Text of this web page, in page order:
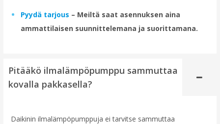
Pyydä tarjous – Meiltä saat asennuksen aina
ammattilaisen suunnittelemana ja suorittamana.
Pitääkö ilmalämpöpumppu sammuttaa
kovalla pakkasella?
Daikinin ilmalämpöpumppuja ei tarvitse sammuttaa